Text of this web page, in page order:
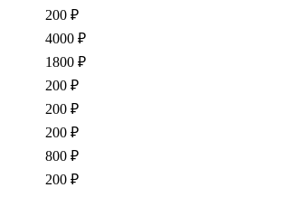
200 ₽
4000 ₽
1800 ₽
200 ₽
200 ₽
200 ₽
800 ₽
200 ₽